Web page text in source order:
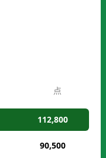
点
112,800
90,500